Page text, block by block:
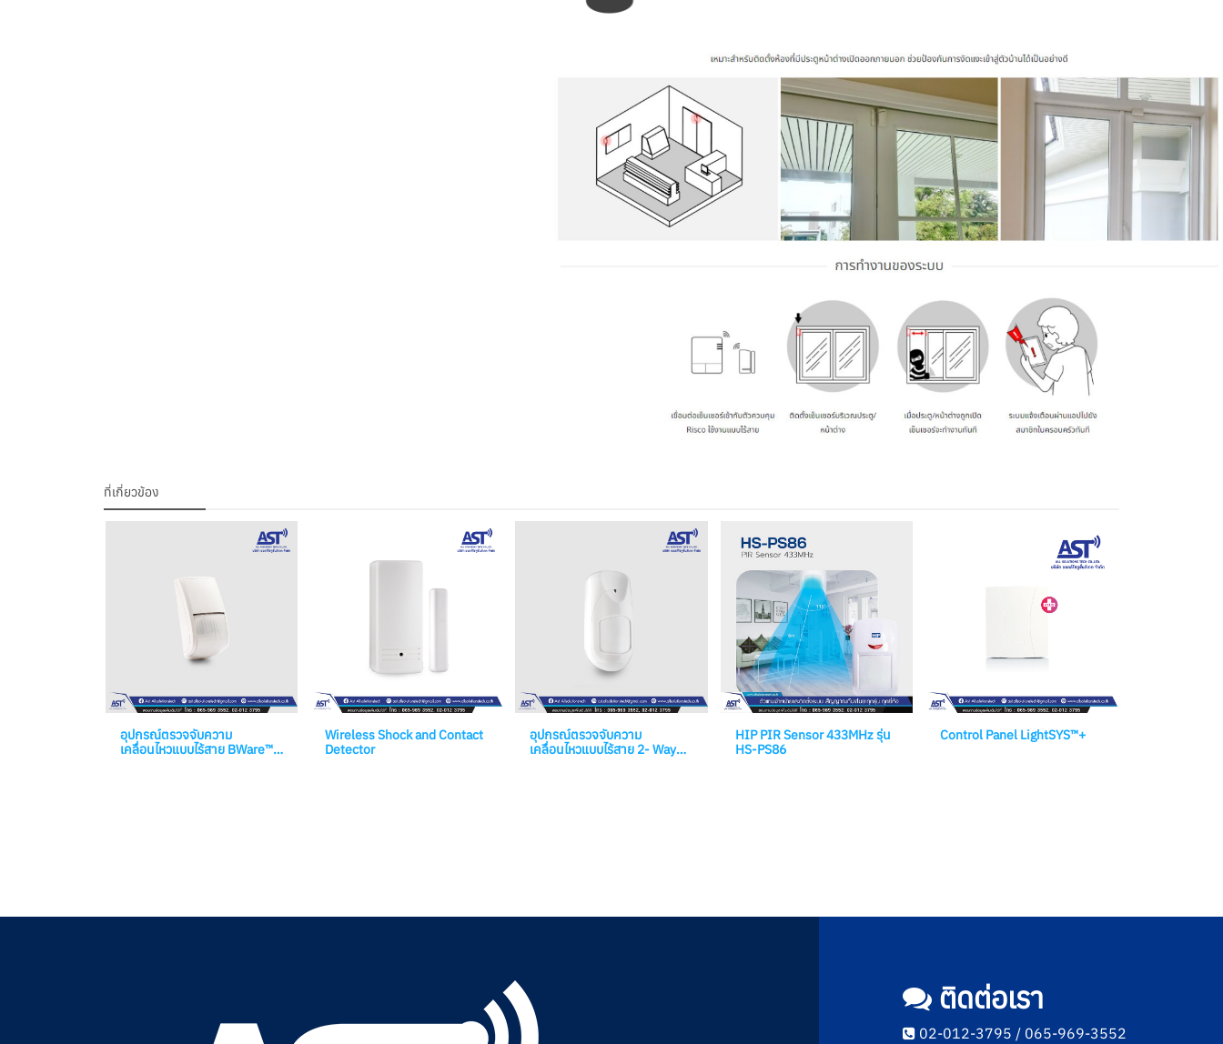
ที่เกี่ยวข้อง
อุปกรณ์ตรวจจับความ
เคลื่อนไหวแบบไร้สาย BWare™
Wireless Shock and Contact
Detector
อุปกรณ์ตรวจจับความ
เคลื่อนไหวแบบไร้สาย 2- Way
HIP PIR Sensor 433MHz รุ่น
HS-PS86
Control Panel LightSYS™+
ติดต่อเรา
02-012-3795 / 065-969-3552